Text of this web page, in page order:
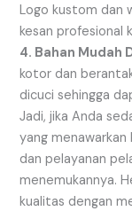
Logo kustom dan
kesan profesional
4. Bahan Mudah
kotor dan
dicuci sehingga
Jadi, jika Anda
yang
dan pelayanan
menemukannya.
kualitas dengan